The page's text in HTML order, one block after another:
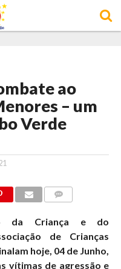
ao
– um
Verde
da Criança e do
de Crianças
hoje, 04 de Junho,
vítimas de agressão e